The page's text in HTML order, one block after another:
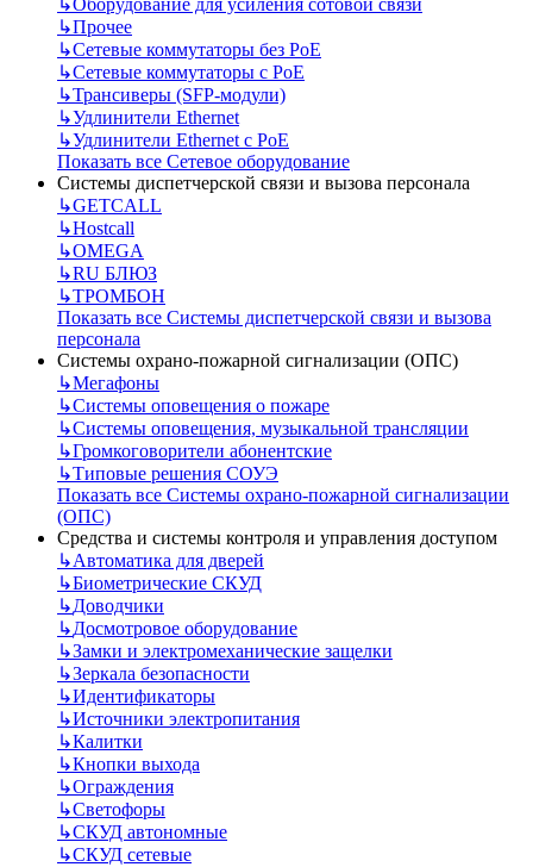
↳Оборудование для усиления сотовой связи
↳Прочее
↳Сетевые коммутаторы без РоЕ
↳Сетевые коммутаторы с РоЕ
↳Трансиверы (SFP-модули)
↳Удлинители Ethernet
↳Удлинители Ethernet с PoE
Показать все Сетевое оборудование
Системы диспетчерской связи и вызова персонала
↳GETCALL
↳Hostcall
↳OMEGA
↳RU БЛЮЗ
↳ТРОМБОН
Показать все Системы диспетчерской связи и вызова
персонала
Системы охрано-пожарной сигнализации (ОПС)
↳Мегафоны
↳Системы оповещения о пожаре
↳Системы оповещения, музыкальной трансляции
↳Громкоговорители абонентские
↳Типовые решения СОУЭ
Показать все Системы охрано-пожарной сигнализации
(ОПС)
Средства и системы контроля и управления доступом
↳Автоматика для дверей
↳Биометрические СКУД
↳Доводчики
↳Досмотровое оборудование
↳Замки и электромеханические защелки
↳Зеркала безопасности
↳Идентификаторы
↳Источники электропитания
↳Калитки
↳Кнопки выхода
↳Ограждения
↳Светофоры
↳СКУД автономные
↳СКУД сетевые